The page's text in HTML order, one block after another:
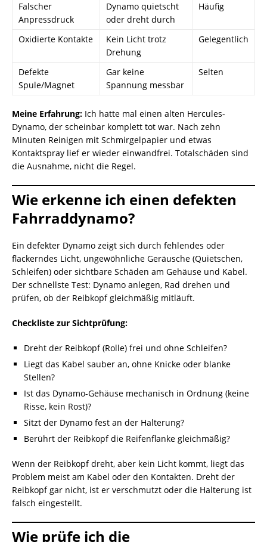
Falscher
Anpressdruck
Dynamo quietscht
oder dreht durch
Häufig
Oxidierte Kontakte
Kein Licht trotz
Drehung
Gelegentlich
Defekte
Spule/Magnet
Gar keine
Spannung messbar
Selten
Meine Erfahrung: Ich hatte mal einen alten Hercules-
Dynamo, der scheinbar komplett tot war. Nach zehn
Minuten Reinigen mit Schmirgelpapier und etwas
Kontaktspray lief er wieder einwandfrei. Totalschäden sind
die Ausnahme, nicht die Regel.
Wie erkenne ich einen defekten
Fahrraddynamo?
Ein defekter Dynamo zeigt sich durch fehlendes oder
flackerndes Licht, ungewöhnliche Geräusche (Quietschen,
Schleifen) oder sichtbare Schäden am Gehäuse und Kabel.
Der schnellste Test: Dynamo anlegen, Rad drehen und
prüfen, ob der Reibkopf gleichmäßig mitläuft.
Checkliste zur Sichtprüfung:
Dreht der Reibkopf (Rolle) frei und ohne Schleifen?
Liegt das Kabel sauber an, ohne Knicke oder blanke
Stellen?
Ist das Dynamo-Gehäuse mechanisch in Ordnung (keine
Risse, kein Rost)?
Sitzt der Dynamo fest an der Halterung?
Berührt der Reibkopf die Reifenflanke gleichmäßig?
Wenn der Reibkopf dreht, aber kein Licht kommt, liegt das
Problem meist am Kabel oder den Kontakten. Dreht der
Reibkopf gar nicht, ist er verschmutzt oder die Halterung ist
falsch eingestellt.
Wie prüfe ich die